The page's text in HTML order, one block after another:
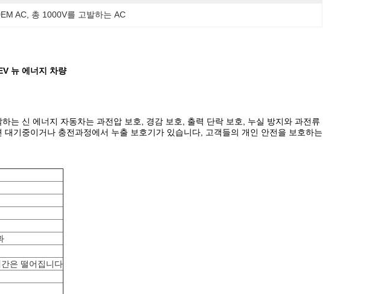
AC 총 1000V를 고발하는 AC
뉴 에너지 차량
는 신 에너지 자동차는 과전압 보호, 경감 보호, 출력 단락 보호, 누실 방지와 과전류
기중이거나 충전과정에서 누출 보호기가 있습니다, 고객들의 개인 안전을 보호하는
은 떨어집니다